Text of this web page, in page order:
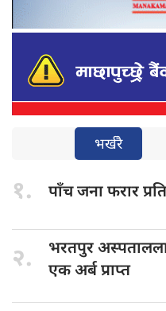
भर्खरै
१. पाँच जनाफरार
२. भरतपुर
एक अर्ब प्राप्त